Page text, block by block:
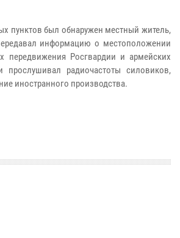
пунктов был обнаружен местный житель,
информацию о местоположении
передвижения Росгвардии и армейских
прослушивал радиочастоты силовиков,
иностранного производства.